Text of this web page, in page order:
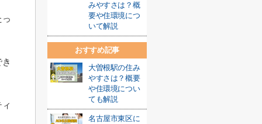
みやすさは？概
要や住環境につ
いて解説
おすすめ記事
大曽根駅の住み
やすさは？概要
や住環境につい
ても解説
名古屋市東区に